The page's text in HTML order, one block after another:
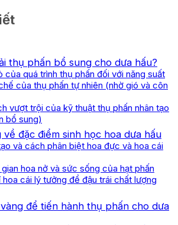
thụ phấn bổ sung cho dưa hấu?
của quá trình thụ phấn đối với năng suất
của thụ phấn tự nhiên (nhờ gió và côn
vượt trội của kỹ thuật thụ phấn nhân tạo
bổ sung)
về đặc điểm sinh học hoa dưa hấu
và cách phân biệt hoa đực và hoa cái
hoa nở và sức sống của hạt phấn
hoa cái lý tưởng để đậu trái chất lượng
để tiến hành thụ phấn cho dưa